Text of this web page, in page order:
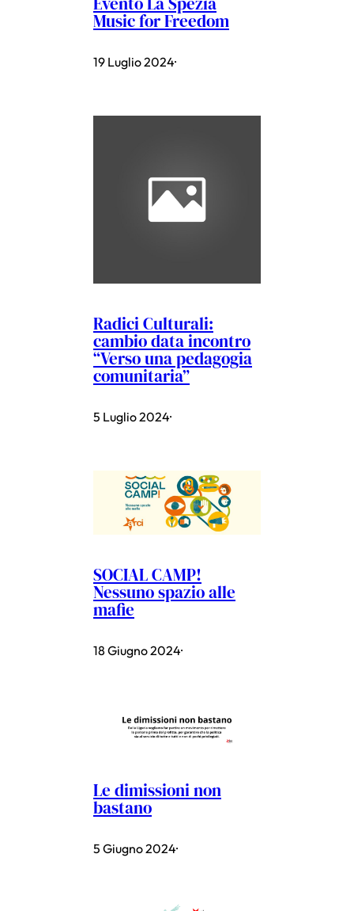
Music for Freedom
19 Luglio 2024·
Radici Culturali:
cambio data incontro
“Verso una pedagogia
comunitaria”
5 Luglio 2024·
SOCIAL CAMP!
Nessuno spazio alle
mafie
18 Giugno 2024·
Le dimissioni non
bastano
5 Giugno 2024·